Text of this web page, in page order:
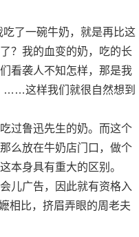
了一碗牛奶，就是再比这
？我的血变的奶，吃的长
看袭人不知怎样，那是我
……这样我们就很自然想到
过鲁迅先生的奶。而这个
么放在牛奶店门口，做个
本身具有重大的区别。
儿广告，因此就有资格入
相比，挤眉弄眼的周老夫